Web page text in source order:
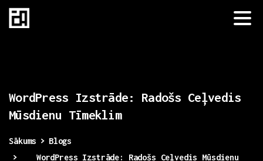
WordPress Izstrāde: Radošs Ceļvedis
Mūsdienu Tīmeklim
Sākums
Blogs
WordPress Izstrāde: Radošs Ceļvedis Mūsdienu